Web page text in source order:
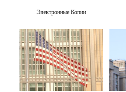
Электронные Копии